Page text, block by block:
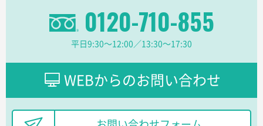
2026年03月23日 11:22
希望の商品、値段であった。いぜん注文したことがあ
るため、
ECOワンポイントポリ袋 A4サイズ（白）500枚
他のサイトにない商品があったから。
0120-710-855
平日9:30〜12:00／13:30〜17:30
WEBからのお問い合わせ